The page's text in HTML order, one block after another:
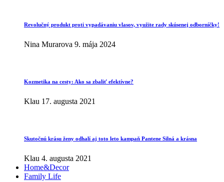
Revolučný produkt proti vypadávaniu vlasov, využite rady skúsenej odborníčky!
Nina Murarova 9. mája 2024
Kozmetika na cesty: Ako sa zbaliť efektívne?
Klau 17. augusta 2021
Skutočnú krásu ženy odhalí aj toto leto kampaň Pantene Silná a krásna
Klau 4. augusta 2021
Home&Decor
Family Life